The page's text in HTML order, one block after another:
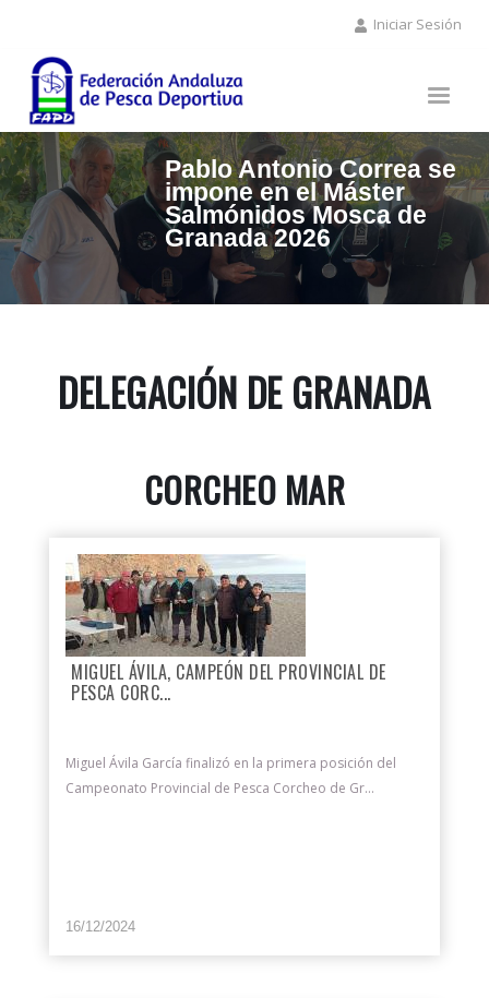
contenido
principal
Iniciar Sesión
Pablo Antonio Correa se
impone en el Máster
Salmónidos Mosca de
Granada 2026
DELEGACIÓN DE GRANADA
CORCHEO MAR
MIGUEL ÁVILA, CAMPEÓN DEL PROVINCIAL DE
PESCA CORC...
Miguel Ávila García finalizó en la primera posición del
Campeonato Provincial de Pesca Corcheo de Gr...
16/12/2024